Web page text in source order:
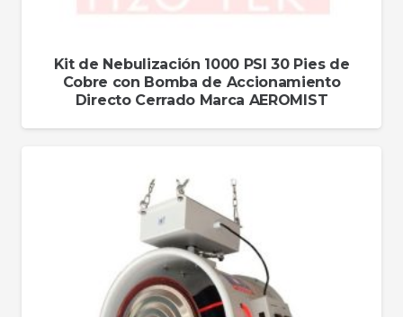
Kit de Nebulización 1000 PSI 30 Pies de
Cobre con Bomba de Accionamiento
Directo Cerrado Marca AEROMIST